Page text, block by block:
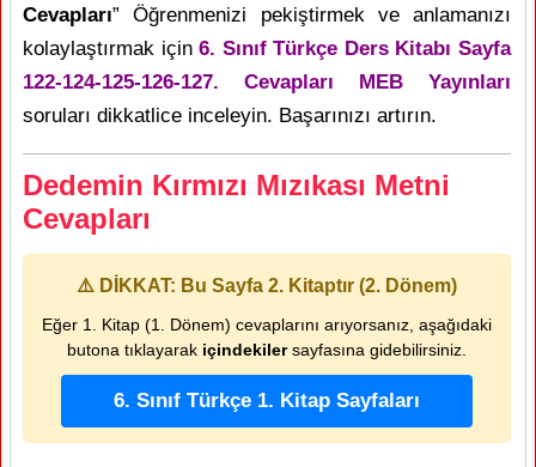
Cevapları” Öğrenmenizi pekiştirmek ve anlamanızı
kolaylaştırmak için6. Sınıf Türkçe Ders Kitabı Sayfa
122-124-125-126-127. Cevapları MEB Yayınları
soruları dikkatlice inceleyin. Başarınızı artırın.
Dedemin Kırmızı Mızıkası Metni
Cevapları
⚠️ DİKKAT: Bu Sayfa 2. Kitaptır (2. Dönem)
Eğer 1. Kitap (1. Dönem) cevaplarını arıyorsanız, aşağıdaki
butona tıklayarak içindekilersayfasına gidebilirsiniz.
6. Sınıf Türkçe 1. Kitap Sayfaları